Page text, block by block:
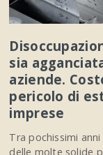
sia
aziende.
pericolo di
imprese
Tra pochissimi
delle molte solide